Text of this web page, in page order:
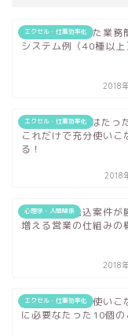
エクセル・仕事効率化
エクセルで作った業務
システム例（40種以上
2018
エクセル・仕事効率化
If関数の書き方はたっ
これだけで充分使いこ
る！
2018
心理学・人間関係
訪問なしで見込案件が
増える営業の仕組みの
2018
エクセル・仕事効率化
エクセル関数を使いこ
に必要なたった10個の